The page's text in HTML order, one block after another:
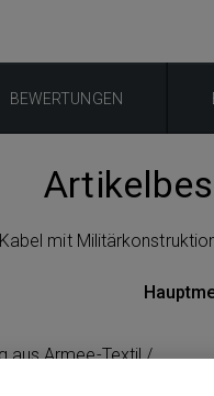
BEWERTUNGEN
mit
aus Armee-Textil /
langlebige Stabilität